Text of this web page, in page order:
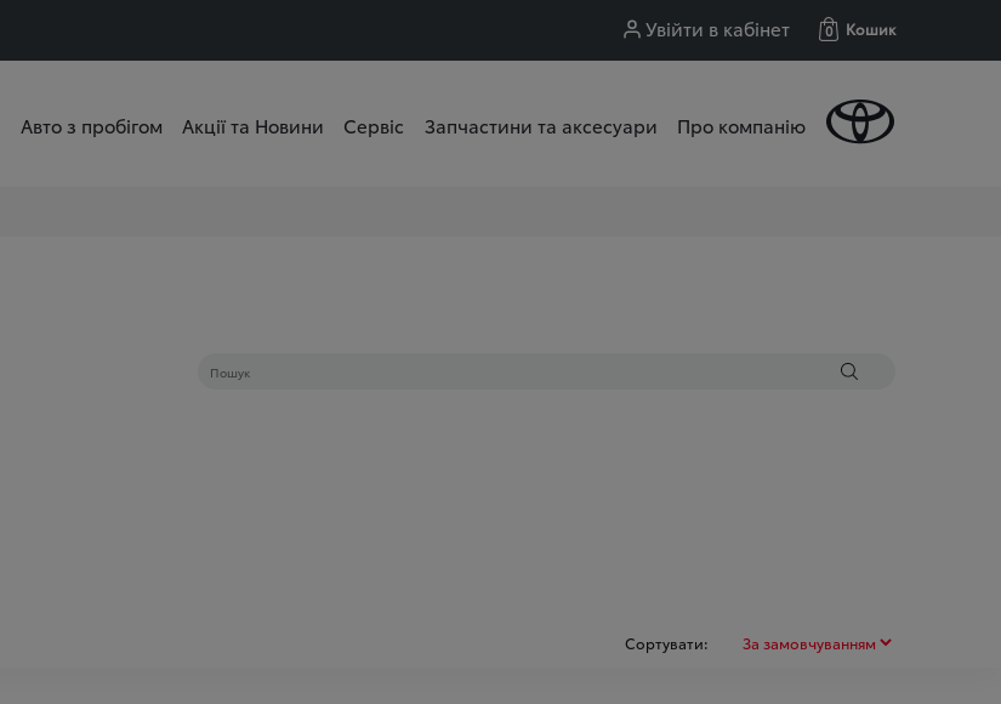
Увійти в кабінет 0 Кошик
Авто з пробігом Акції та Новини Сервіс Запчастини та аксесуари Про компанію
Сортувати: